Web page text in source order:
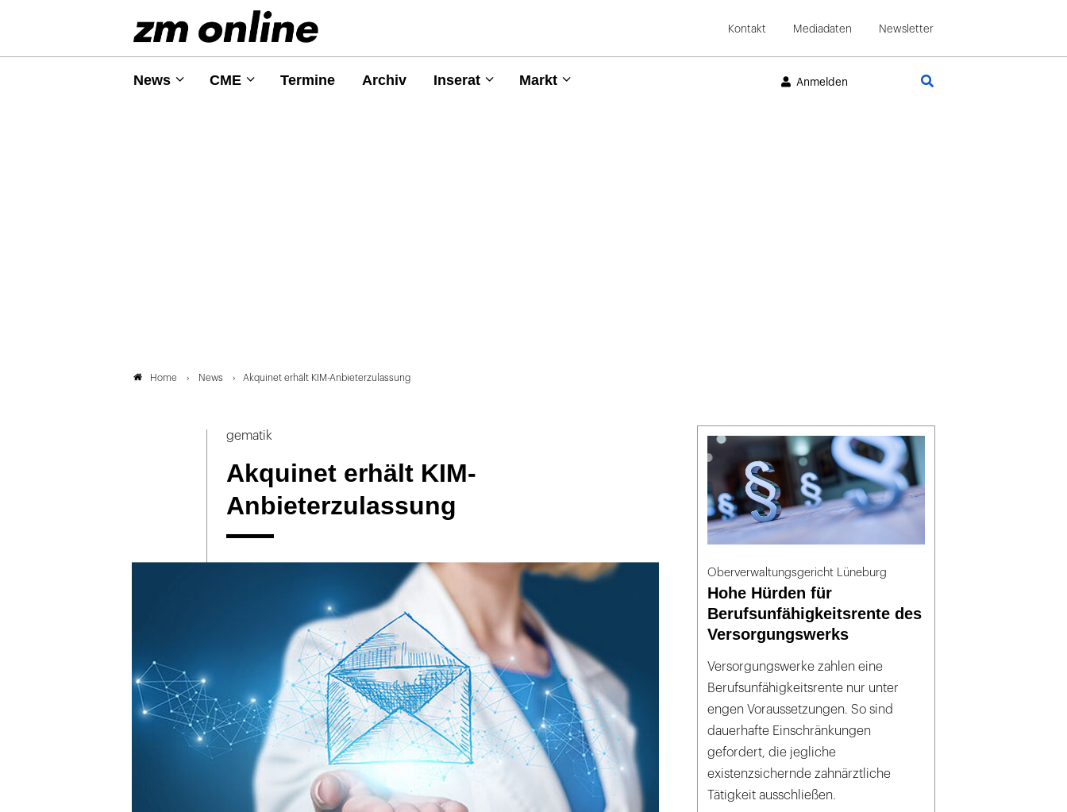
Kontakt Mediadaten Newsletter
News CME Termine Archiv Inserat Markt Anmelden
Home News Akquinet erhält KIM-Anbieterzulassung
gematik
Akquinet erhält KIM-
Anbieterzulassung
Oberverwaltungsgericht Lüneburg
Hohe Hürden für
Berufsunfähigkeitsrente des
Versorgungswerks
Versorgungswerke zahlen eine
Berufsunfähigkeitsrente nur unter
engen Voraussetzungen. So sind
dauerhafte Einschränkungen
gefordert, die jegliche
existenzsichernde zahnärztliche
Tätigkeit ausschließen.